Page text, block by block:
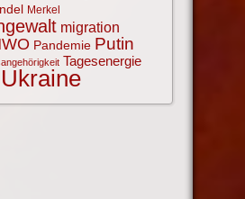
Merkel
migration
Pandemie Putin
Tagesenergie
Ukraine